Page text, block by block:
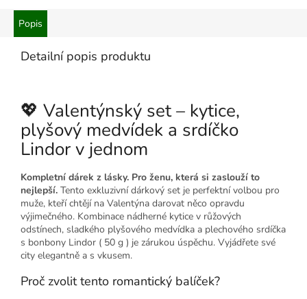
Popis
Detailní popis produktu
💖 Valentýnský set – kytice,
plyšový medvídek a srdíčko
Lindor v jednom
Kompletní dárek z lásky. Pro ženu, která si zaslouží to
nejlepší. Tento exkluzivní dárkový set je perfektní volbou pro
muže, kteří chtějí na Valentýna darovat něco opravdu
výjimečného. Kombinace nádherné kytice v růžových
odstínech, sladkého plyšového medvídka a plechového srdíčka
s bonbony Lindor ( 50 g ) je zárukou úspěchu. Vyjádřete své
city elegantně a s vkusem.
Proč zvolit tento romantický balíček?